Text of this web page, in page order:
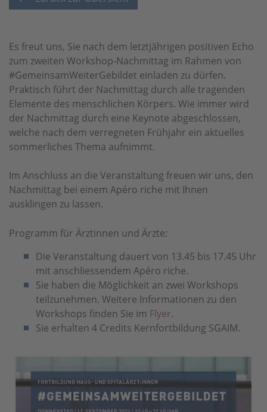
Es freut uns, Sie nach dem letztjährigen positiven Echo
zum zweiten Workshop-Nachmittag im Rahmen von
#GemeinsamWeiterGebildet einladen zu dürfen.
Praktisch führt der Nachmittag durch alle tragenden
Elemente des menschlichen Körpers. Wie immer wird
der Nachmittag durch eine Keynote abgeschlossen,
welche nach dem verregneten Frühjahr ein aktuelles
sommerliches Thema aufnimmt.
Im Anschluss an die Veranstaltung freuen wir uns, den
Nachmittag bei einem Apéro riche mit Ihnen
ausklingen zu lassen.
Programm für Ärztinnen und Ärzte:
Die Veranstaltung dauert von 13.45 bis 17.45 Uhr
mit anschliessendem Apéro riche.
Sie haben die Möglichkeit an zwei Workshops
teilzunehmen. Weitere Informationen zu den
Workshops finden Sie im Flyer.
Sie erhalten 4 Credits Kernfortbildung SGAIM.